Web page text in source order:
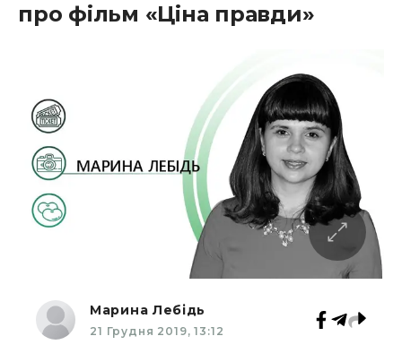
про фільм «Ціна правди»
Марина Лебідь
21 Грудня 2019, 13:12